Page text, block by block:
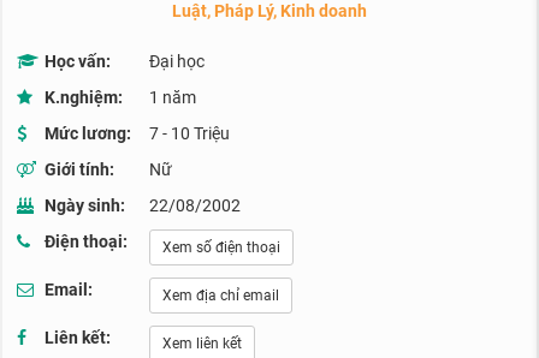
Luật, Pháp Lý, Kinh doanh
Học vấn:
Đại học
K.nghiệm:
1 năm
Mức lương:
7 - 10 Triệu
Giới tính:
Nữ
Ngày sinh:
22/08/2002
Điện thoại:
Xem số điện thoại
Email: Xem địa chỉ email
Liên kết: Xem liên kết